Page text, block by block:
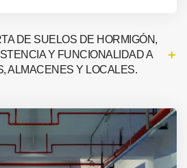
DE SUELOS DE HORMIGÓN,
Y FUNCIONALIDAD A
ALMACENES Y LOCALES.